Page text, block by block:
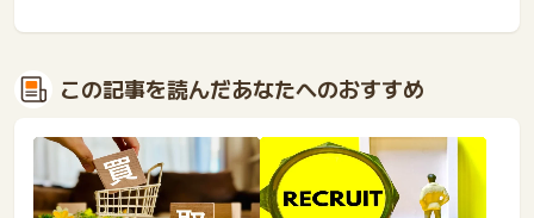
この記事を読んだあなたへのおすすめ